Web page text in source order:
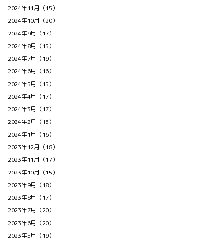
2024年11月（15）
2024年10月（20）
2024年9月（17）
2024年8月（15）
2024年7月（19）
2024年6月（16）
2024年5月（15）
2024年4月（17）
2024年3月（17）
2024年2月（15）
2024年1月（16）
2023年12月（18）
2023年11月（17）
2023年10月（15）
2023年9月（18）
2023年8月（17）
2023年7月（20）
2023年6月（20）
2023年5月（19）